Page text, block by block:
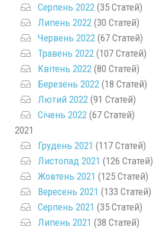
Серпень 2022 (35 Статей)
Липень 2022 (30 Статей)
Червень 2022 (67 Статей)
Травень 2022 (107 Статей)
Квітень 2022 (80 Статей)
Березень 2022 (18 Статей)
Лютий 2022 (91 Статей)
Січень 2022 (67 Статей)
2021
Грудень 2021 (117 Статей)
Листопад 2021 (126 Статей)
Жовтень 2021 (125 Статей)
Вересень 2021 (133 Статей)
Серпень 2021 (35 Статей)
Липень 2021 (38 Статей)